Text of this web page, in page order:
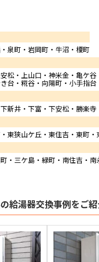
泉町・岩岡町・牛沼・榎町
松・上山口・神米金・亀ケ
台・糀谷・向陽町・小手指
新井・下富・下安松・勝楽寺
東狭山ケ丘・東住吉・東町
・三ケ島・緑町・南住吉・
給湯器交換事例をご紹